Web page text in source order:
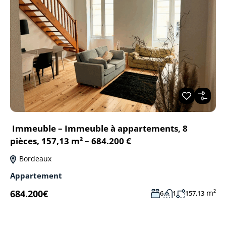
Immeuble – Immeuble à appartements, 8
pièces, 157,13 m² – 684.200 €
Bordeaux
Appartement
684.200€ 6 1 157,13 m²